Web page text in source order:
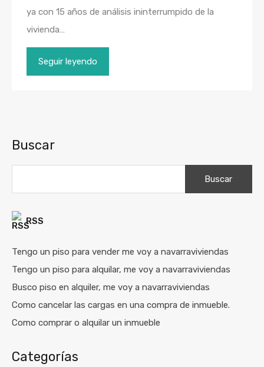
ya con 15 años de análisis ininterrumpido de la
vivienda…
Seguir leyendo
Buscar
RSS
Tengo un piso para vender me voy a navarraviviendas
Tengo un piso para alquilar, me voy a navarraviviendas
Busco piso en alquiler, me voy a navarraviviendas
Como cancelar las cargas en una compra de inmueble.
Como comprar o alquilar un inmueble
Categorías